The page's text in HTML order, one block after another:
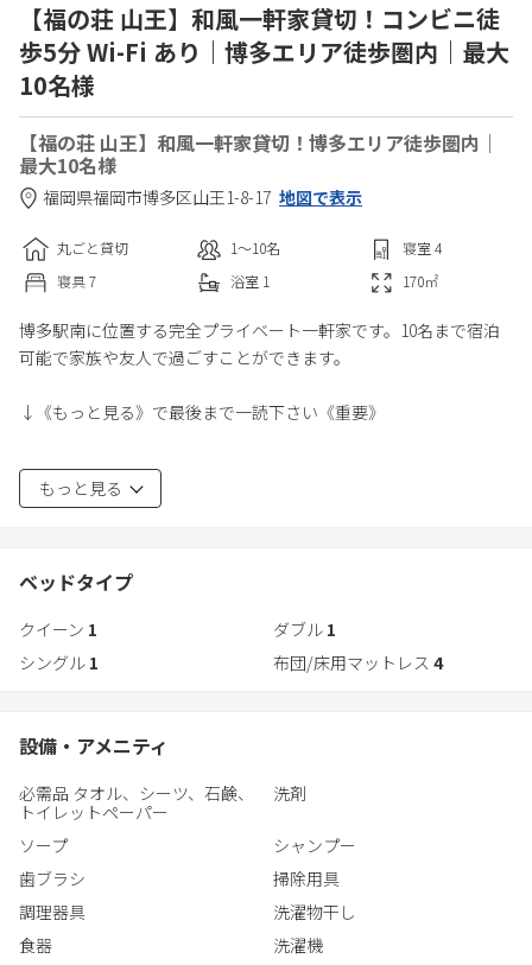
【福の荘 山王】和風一軒家貸切！コンビニ徒
歩5分 Wi-Fi あり｜博多エリア徒歩圏内｜最大
10名様
【福の荘 山王】和風一軒家貸切！博多エリア徒歩圏内｜
最大10名様
福岡県福岡市博多区山王1-8-17 地図で表示
丸ごと貸切 1〜10名 寝室 4
寝具7 浴室 1 170㎡
博多駅南に位置する完全プライベート一軒家です。10名まで宿泊
可能で家族や友人で過ごすことができます。
↓《もっと見る》で最後まで一読下さい《重要》
【駐車場】
施設に駐車場はありません。
8-20時 700円
博多駅筑紫口から施設まで1.3Kmの徒歩18分程でアクセス可能で
非対面でのチェックイン・アウトです。
チェックイン時間：午後4時〜午後10時迄
チェックアウト時間：〜午前10時
【注意事項】
・添い寝のお子様も含め、10名まで宿泊可能です。
もっと見る
ベッドタイプ
クイーン 1 ダブル 1
シングル 1 布団/床用マットレス 4
設備・アメニティ
必需品 タオル、シーツ、石鹸、
トイレットペーパー
洗剤
ソープ
シャンプー
歯ブラシ
掃除用具
調理器具
洗濯物干し
食器
洗濯機